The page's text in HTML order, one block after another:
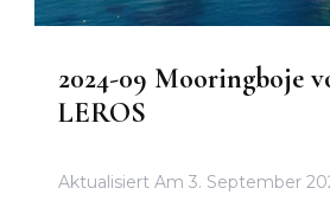
2024-09 Mooringboje
LEROS
Aktualisiert Am 3. September